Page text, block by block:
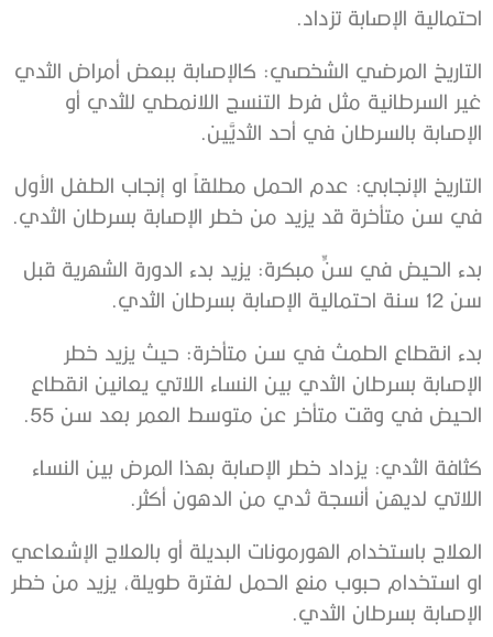
احتمالية الإصابة تزداد.
التاريخ المرضي الشخصي: كالإصابة ببعض أمراض الثدي
غير السرطانية مثل فرط التنسج اللانمطي للثدي أو
الإصابة بالسرطان في أحد الثديَّين.
التاريخ الإنجابي: عدم الحمل مطلقاً او إنجاب الطفل الأول
في سن متأخرة قد يزيد من خطر الإصابة بسرطان الثدي.
بدء الحيض في سنٍّ مبكرة: يزيد بدء الدورة الشهرية قبل
سن 12 سنة احتمالية الإصابة بسرطان الثدي.
بدء انقطاع الطمث في سن متأخرة: حيث يزيد خطر
الإصابة بسرطان الثدي بين النساء اللاتي يعانين انقطاع
الحيض في وقت متأخر عن متوسط العمر بعد سن 55.
كثافة الثدي: يزداد خطر الإصابة بهذا المرض بين النساء
اللاتي لديهن أنسجة ثدي من الدهون أكثر.
العلاج باستخدام الهورمونات البديلة أو بالعلاج الإشعاعي
او استخدام حبوب منع الحمل لفترة طويلة، يزيد من خطر
الإصابة بسرطان الثدي.